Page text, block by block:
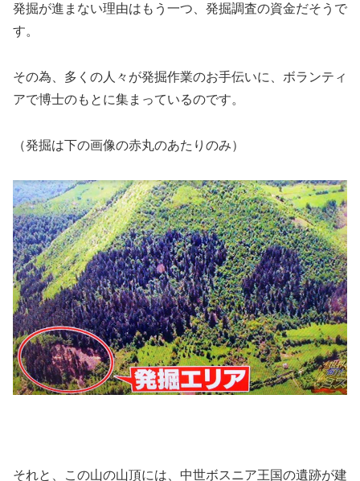
発掘が進まない理由はもう一つ、発掘調査の資金だそうで
す。
その為、多くの人々が発掘作業のお手伝いに、ボランティ
アで博士のもとに集まっているのです。
（発掘は下の画像の赤丸のあたりのみ）
それと、この山の山頂には、中世ボスニア王国の遺跡が建